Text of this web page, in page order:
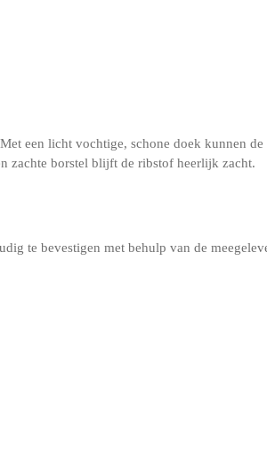
een licht vochtige, schone doek kunnen
zachte borstel blijft de ribstof heerlijk zacht.
te bevestigen met behulp van de